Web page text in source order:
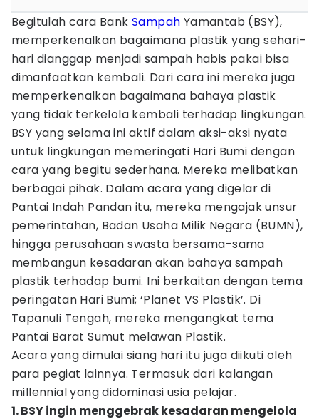
Begitulah cara Bank Sampah Yamantab (BSY),
memperkenalkan bagaimana plastik yang sehari-
hari dianggap menjadi sampah habis pakai bisa
dimanfaatkan kembali. Dari cara ini mereka juga
memperkenalkan bagaimana bahaya plastik
yang tidak terkelola kembali terhadap lingkungan.
BSY yang selama ini aktif dalam aksi-aksi nyata
untuk lingkungan memeringati Hari Bumi dengan
cara yang begitu sederhana. Mereka melibatkan
berbagai pihak. Dalam acara yang digelar di
Pantai Indah Pandan itu, mereka mengajak unsur
pemerintahan, Badan Usaha Milik Negara (BUMN),
hingga perusahaan swasta bersama-sama
membangun kesadaran akan bahaya sampah
plastik terhadap bumi. Ini berkaitan dengan tema
peringatan Hari Bumi; ‘Planet VS Plastik’. Di
Tapanuli Tengah, mereka mengangkat tema
Pantai Barat Sumut melawan Plastik.
Acara yang dimulai siang hari itu juga diikuti oleh
para pegiat lainnya. Termasuk dari kalangan
millennial yang didominasi usia pelajar.
1. BSY ingin menggebrak kesadaran mengelola